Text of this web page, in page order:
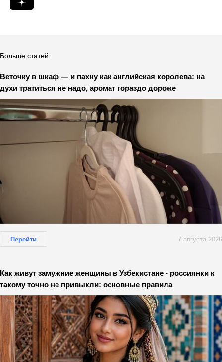
Больше статей:
Веточку в шкаф — и пахну как английская королева: на
духи тратиться не надо, аромат гораздо дороже
Перейти 7 августа 2026
Как живут замужние женщины в Узбекистане - россиянки к
такому точно не привыкли: основные правила